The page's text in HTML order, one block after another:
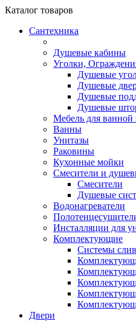
Каталог товаров
Сантехника
Душевые кабины
Уголки,
Душевые
Душевые
Душевые
Душевые
Мебель для ванной
Ванны
Унитазы
Раковины
Кухонные мойки
Смесители и
Смесители
Душевые
Водонагреватели
Инсталляции для
Комплектующие
Системы
Двери